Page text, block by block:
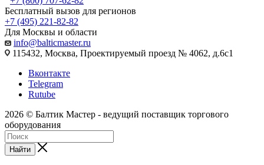
Бесплатный вызов для регионов
+7 (495) 221-82-82
Для Москвы и области
info@balticmaster.ru
115432, Москва, Проектируемый проезд № 4062, д.6с1
Вконтакте
Telegram
Rutube
2026 © Балтик Мастер - ведущий поставщик торгового
оборудования
Найти